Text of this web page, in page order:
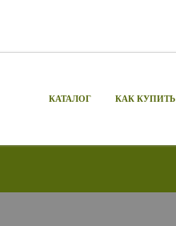
КАТАЛОГ КАК КУПИТЬ